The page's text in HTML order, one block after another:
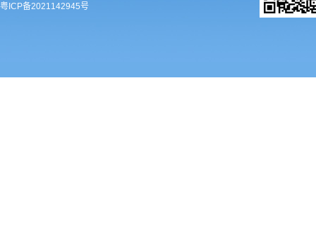
粤ICP备2021142945号